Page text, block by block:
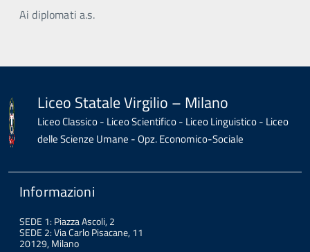
Ai diplomati a.s.
Liceo Statale Virgilio – Milano
Liceo Classico - Liceo Scientifico - Liceo Linguistico - Liceo
delle Scienze Umane - Opz. Economico-Sociale
Informazioni
SEDE 1: Piazza Ascoli, 2
SEDE 2: Via Carlo Pisacane, 11
20129, Milano